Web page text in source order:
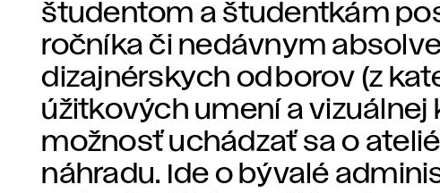
študentom a študentkám
ročníka či nedávnym
dizajnérskych odborov (z
úžitkových umení a
možnosť uchádzať sa o
náhradu. Ide o bývalé